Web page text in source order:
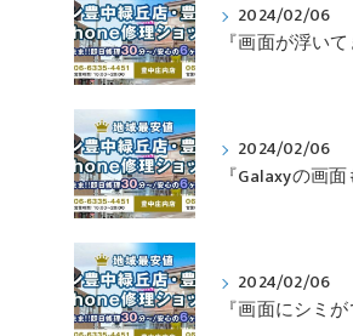
2024/02/06
2024/02/06
2024/02/06